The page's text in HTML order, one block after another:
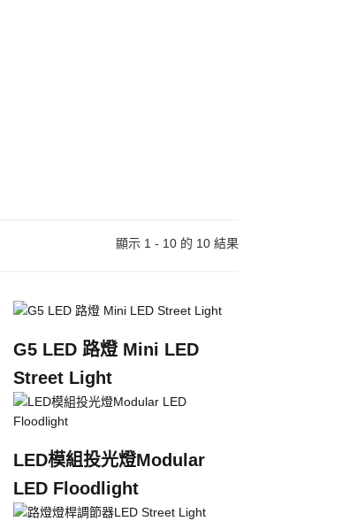
顯示 1 - 10 的 10 結果
G5 LED 路燈 Mini LED
Street Light
LED模組投光燈Modular
LED Floodlight